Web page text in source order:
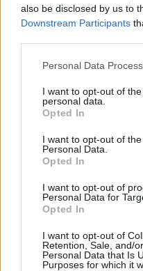
also be disclosed by us to
Downstream Participants
Personal Data
I want to opt-out of
personal data.
Opted In
I want to opt-out of
Personal Data.
Opted In
I want to opt-out of
Personal Data for
Opted In
I want to opt-out of
Retention, Sale, and/
Personal Data that Is
Purposes for which it
Vaizdai iš tragiškos
Savaitės vidurys
Žinios | Orai
V. Zalužno pasisakymą
Ukrainos politikoje: jis yra
Laidos | Nauja diena